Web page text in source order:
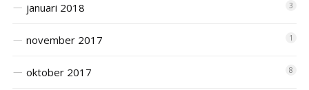
januari 2018 3
november 2017 1
oktober 2017 8